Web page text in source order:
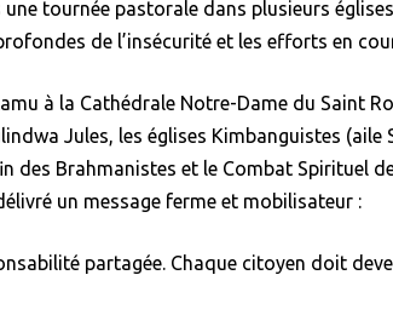
tournée pastorale dans plusieurs
de l’insécurité et les efforts en
à la Cathédrale Notre-Dame du Saint
Jules, les églises Kimbanguistes (aile
des Brahmanistes et le Combat Spirituel
un message ferme et mobilisateur :
partagée. Chaque citoyen doit